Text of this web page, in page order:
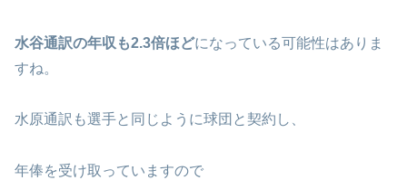
水谷通訳の年収も2.3倍ほどになっている可能性はありま
すね。
水原通訳も選手と同じように球団と契約し、
年俸を受け取っていますので